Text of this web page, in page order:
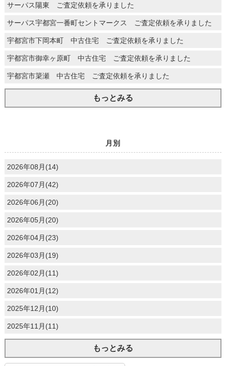
サーパス陽東 ご査定依頼を承りました
サーパス宇都宮一番町セントマークス ご査定依頼を承りました
宇都宮市下岡本町 中古住宅 ご査定依頼を承りました
宇都宮市御幸ヶ原町 中古住宅 ご査定依頼を承りました
宇都宮市簗瀬 中古住宅 ご査定依頼を承りました
もっとみる
月別
2026年08月(14)
2026年07月(42)
2026年06月(20)
2026年05月(20)
2026年04月(23)
2026年03月(19)
2026年02月(11)
2026年01月(12)
2025年12月(10)
2025年11月(11)
もっとみる